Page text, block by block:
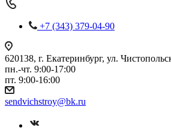
+7 (343) 379-04-90
620138, г. Екатеринбург, ул.
пн.-чт. 9:00-17:00
пт. 9:00-16:00
sendvichstroy@bk.ru